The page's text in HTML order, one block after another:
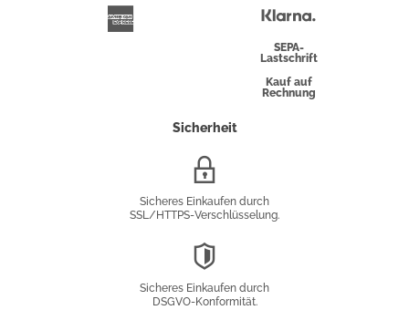
Überweisung
SEPA-
Lastschrift
Kauf auf
Rechnung
Sicherheit
Sicheres Einkaufen durch
SSL/HTTPS-Verschlüsselung.
Sicheres Einkaufen durch
DSGVO-Konformität.